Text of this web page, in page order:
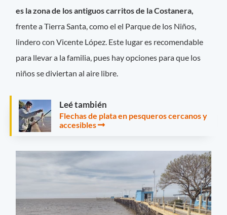
es la zona de los antiguos carritos de la Costanera,
frente a Tierra Santa, como el el Parque de los Niños,
lindero con Vicente López. Este lugar es recomendable
para llevar a la familia, pues hay opciones para que los
niños se diviertan al aire libre.
Leé también
Flechas de plata en pesqueros cercanos y
accesibles